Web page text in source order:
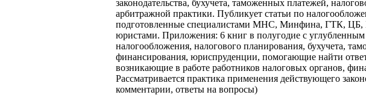
законодательства, бухучета, таможенных платежей,
арбитражной практики. Публикует статьи по
подготовленные специалистами МНС, Минфина, ГТК,
юристами. Приложения: 6 книг в полугодие с углубленным
налогообложения, налогового планирования, бухучета,
финансирования, юриспруденции, помогающие найти
возникающие в работе работников налоговых органов,
Рассматривается практика применения действующего
комментарии, ответы на вопросы)